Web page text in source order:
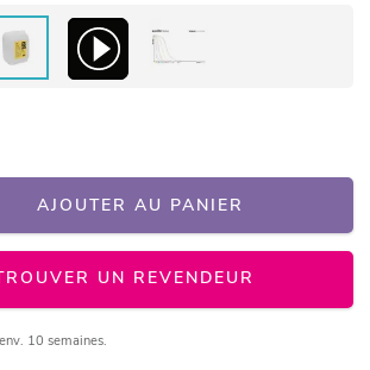
AJOUTER AU PANIER
UN REVENDEUR
10 semaines.